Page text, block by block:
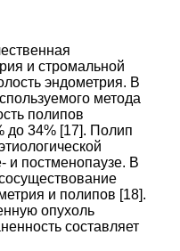
и стромальной
эндометрия. В
метода
полипов
до 34% [17]. Полип
постменопаузе. В
и полипов [18].
опухоль
составляет